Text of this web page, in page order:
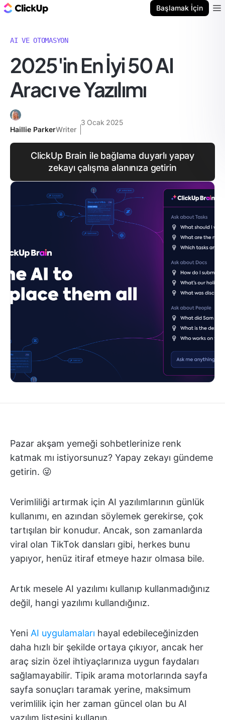
Başlamak İçin
AI VE OTOMASYON
2025'in En İyi 50 AI
Aracı ve Yazılımı
Haillie ParkerWriter
3 Ocak 2025
ClickUp Brain ile bağlama duyarlı yapay
zekayı çalışma alanınıza getirin
Pazar akşam yemeği sohbetlerinize renk
katmak mı istiyorsunuz? Yapay zekayı gündeme
getirin. 😜
Verimliliği artırmak için AI yazılımlarının günlük
kullanımı, en azından söylemek gerekirse, çok
tartışılan bir konudur. Ancak, son zamanlarda
viral olan TikTok dansları gibi, herkes bunu
yapıyor, henüz itiraf etmeye hazır olmasa bile.
Artık mesele AI yazılımı kullanıp kullanmadığınız
değil, hangi yazılımı kullandığınız.
Yeni AI uygulamaları hayal edebileceğinizden
daha hızlı bir şekilde ortaya çıkıyor, ancak her
araç sizin özel ihtiyaçlarınıza uygun faydaları
sağlamayabilir. Tipik arama motorlarında sayfa
sayfa sonuçları taramak yerine, maksimum
verimlilik için her zaman güncel olan bu AI
yazılım listesini kullanın.